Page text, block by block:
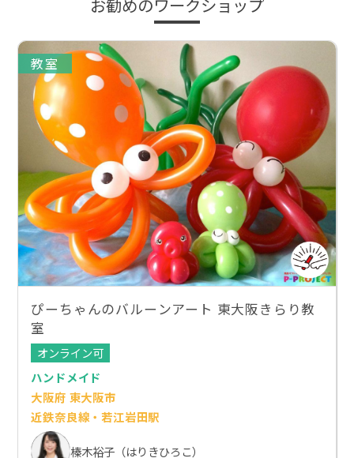
教室
ぴーちゃんのバルーンアート 東大阪きらり教
室
オンライン可
ハンドメイド
大阪府 東大阪市
近鉄奈良線・若江岩田駅
榛木裕子（はりきひろこ）